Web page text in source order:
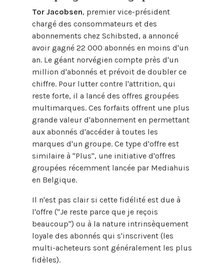
Tor Jacobsen, premier vice-président
chargé des consommateurs et des
abonnements chez Schibsted, a annoncé
avoir gagné 22 000 abonnés en moins d'un
an. Le géant norvégien compte près d'un
million d'abonnés et prévoit de doubler ce
chiffre. Pour lutter contre l'attrition, qui
reste forte, il a lancé des offres groupées
multimarques. Ces forfaits offrent une plus
grande valeur d'abonnement en permettant
aux abonnés d'accéder à toutes les
marques d'un groupe. Ce type d'offre est
similaire à "Plus", une initiative d'offres
groupées récemment lancée par Mediahuis
en Belgique.
Il n'est pas clair si cette fidélité est due à
l'offre ("Je reste parce que je reçois
beaucoup") ou à la nature intrinsèquement
loyale des abonnés qui s'inscrivent (les
multi-acheteurs sont généralement les plus
fidèles).